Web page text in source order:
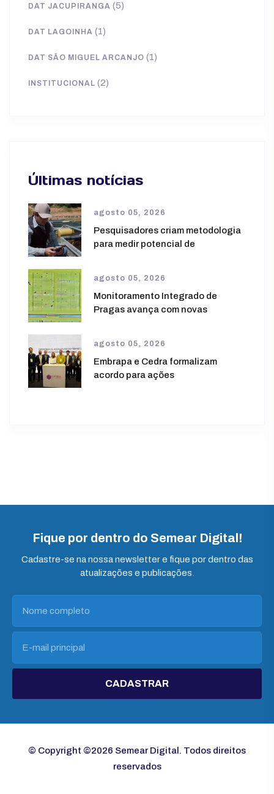
DAT JACUPIRANGA (5)
DAT LAGOINHA (1)
DAT SÃO MIGUEL ARCANJO (1)
INSTITUCIONAL (2)
Últimas notícias
agosto 05, 2026
Pesquisadores criam metodologia
para medir potencial de
agosto 05, 2026
Monitoramento Integrado de
Pragas avança com novas
agosto 05, 2026
Embrapa e Cedra formalizam
acordo para ações
Fique por dentro do Semear Digital!
Cadastre-se na nossa newsletter e fique por dentro das
atualizações e publicações.
CADASTRAR
© Copyright ©2026 Semear Digital. Todos direitos
reservados